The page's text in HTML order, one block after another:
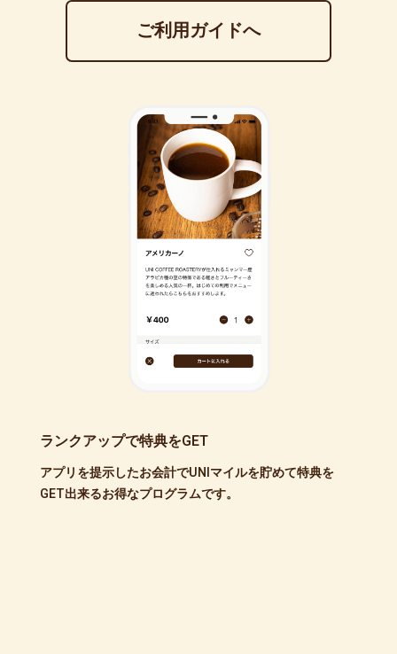
ご利用ガイドへ
ランクアップで特典をGET
アプリを提示したお会計でUNIマイルを貯めて特典を
GET出来るお得なプログラムです。